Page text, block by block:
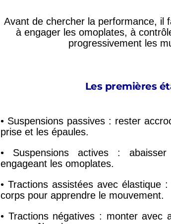
Avant de chercher la performance, il
à engager les omoplates, à
progressivement les
Les premières
• Suspensions passives : rester
prise et les épaules.
• Suspensions actives :
engageant les omoplates.
• Tractions assistées avec élastique
corps pour apprendre le mouvement.
• Tractions négatives : monter avec